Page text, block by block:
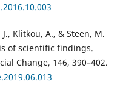
Klitkou, A., & Steen, M.
of scientific findings.
Change, 146, 390–402.